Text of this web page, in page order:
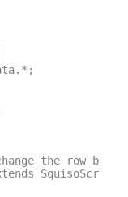
the row
SquisoScript